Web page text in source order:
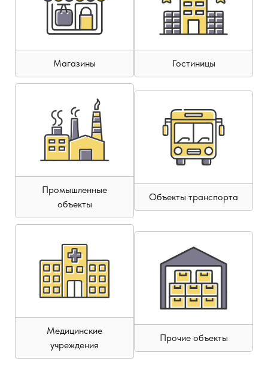
Магазины Гостиницы
Промышленные
объекты
Объекты транспорта
Медицинские
учреждения
Прочие объекты